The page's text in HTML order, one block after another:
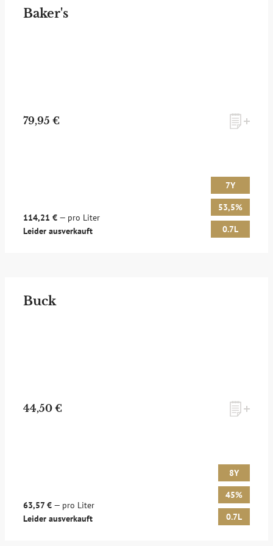
Baker's
79,95 €
114,21 € — pro Liter
Leider ausverkauft
7Y
53,5%
0.7L
Buck
44,50 €
63,57 € — pro Liter
Leider ausverkauft
8Y
45%
0.7L